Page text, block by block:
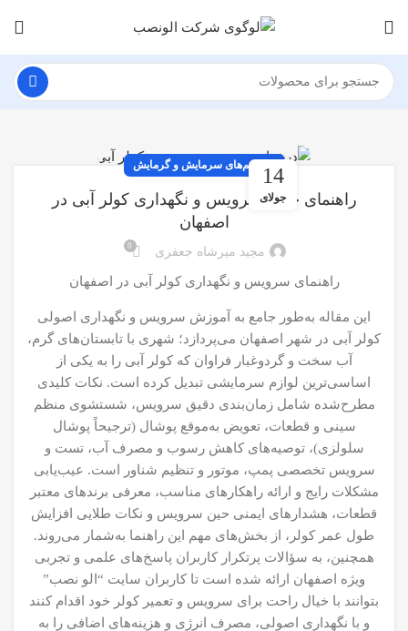
14
جولای
سیستم‌های سرمایش و گرمایش
راهنمای جامع سرویس و نگهداری کولر آبی در
اصفهان
مجید میرشاه جعفری 0
راهنمای سرویس و نگهداری کولر آبی در اصفهان
این مقاله به‌طور جامع به آموزش سرویس و نگهداری اصولی
کولر آبی در شهر اصفهان می‌پردازد؛ شهری با تابستان‌های گرم،
آب سخت و گردوغبار‌ فراوان که کولر آبی را به یکی از
اساسی‌ترین لوازم سرمایشی تبدیل کرده است. نکات کلیدی
مطرح‌شده شامل زمان‌بندی دقیق سرویس، شستشوی منظم
سینی و قطعات، تعویض به‌موقع پوشال (ترجیحاً پوشال
سلولزی)، توصیه‌های کاهش رسوب و مصرف آب، تست و
سرویس تخصصی پمپ، موتور و تنظیم شناور است. عیب‌یابی
مشکلات رایج و ارائه راهکارهای مناسب، معرفی برندهای معتبر
قطعات، هشدارهای ایمنی حین سرویس و نکات طلایی افزایش
طول عمر کولر، از بخش‌های مهم این راهنما به‌شمار می‌روند.
همچنین، به سؤالات پرتکرار کاربران پاسخ‌های علمی و تجربی
ویژه اصفهان ارائه شده است تا کاربران سایت “الو نصب”
بتوانند با خیال راحت برای سرویس و تعمیر کولر خود اقدام کنند
و با نگهداری اصولی، مصرف انرژی و هزینه‌های اضافی را به